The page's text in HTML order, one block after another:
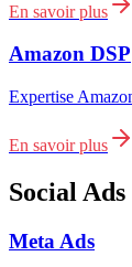
En savoir plus
Amazon DSP
Expertise
En savoir plus
Social Ads
Meta Ads